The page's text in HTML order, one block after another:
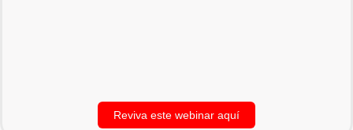
Reviva este webinar aquí